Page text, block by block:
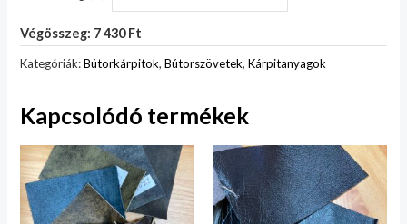
Végösszeg: 7 430 Ft
Kategóriák:Bútorkárpitok,Bútorszövetek,Kárpitanyagok
Kapcsolódó termékek